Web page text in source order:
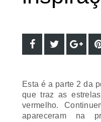
que traz as
vermelho.
apareceram na
inspiração para